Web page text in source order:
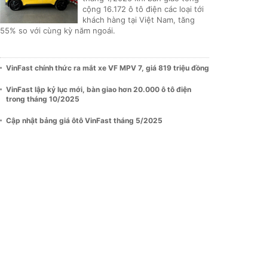
cộng 16.172 ô tô điện các loại tới
khách hàng tại Việt Nam, tăng
55% so với cùng kỳ năm ngoái.
VinFast chính thức ra mắt xe VF MPV 7, giá 819 triệu đồng
VinFast lập kỷ lục mới, bàn giao hơn 20.000 ô tô điện
trong tháng 10/2025
Cập nhật bảng giá ôtô VinFast tháng 5/2025